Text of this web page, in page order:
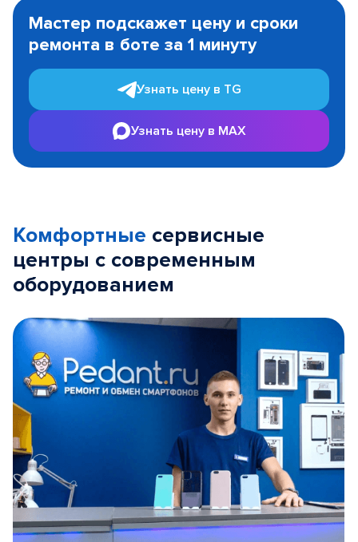
1
Мастер подскажет цену и сроки
ремонта в боте за 1 минуту
Узнать цену в TG
Узнать цену в MAX
Комфортные сервисные
центры с современным
оборудованием